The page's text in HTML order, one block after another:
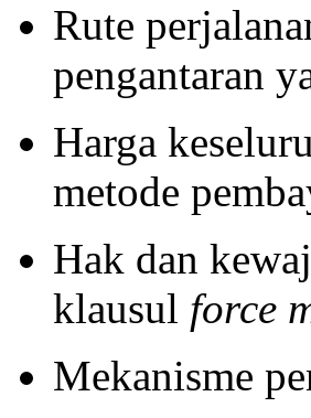
Rute
pengantaran
Harga
metode
Hak dan
klausul force
Mekanisme